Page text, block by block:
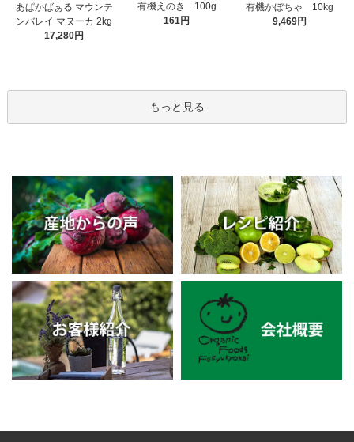
あぱかばぁる マウンテ
ンバレイ マヌーカ 2kg
17,280円
有機えのき 100g
161円
有機かぼちゃ 10kg
9,469円
もっと見る